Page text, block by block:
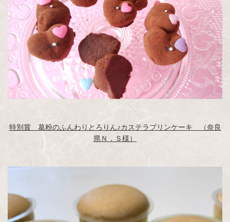
特別賞 葛粉のふんわりとろりん♪カステラプリンケーキ （奈良
県Ｎ．Ｓ様）